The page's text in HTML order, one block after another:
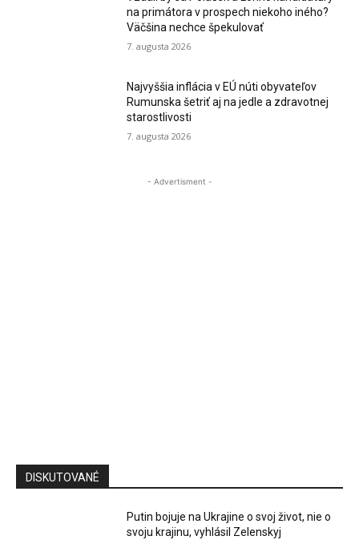
na primátora v prospech niekoho iného?
Väčšina nechce špekulovať
7. augusta 2026
Najvyššia inflácia v EÚ núti obyvateľov
Rumunska šetriť aj na jedle a zdravotnej
starostlivosti
7. augusta 2026
- Advertisment -
DISKUTOVANÉ
Putin bojuje na Ukrajine o svoj život, nie o
svoju krajinu, vyhlásil Zelenskyj